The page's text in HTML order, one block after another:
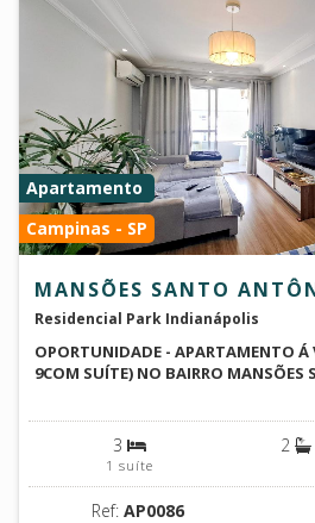
Apartamento
Campinas - SP
MANSÕES SANTO
Residencial Park Indianápolis
OPORTUNIDADE - APARTAMENTO Á
9COM SUÍTE) NO BAIRRO
3
1 suíte
2
Ref: AP0086